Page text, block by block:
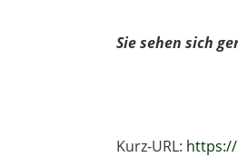
Sie sehen sich
Kurz-URL: https://